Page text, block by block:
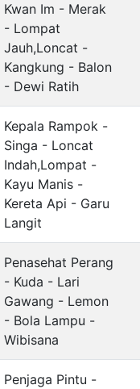
Kwan Im - Merak
- Lompat
Jauh,Loncat -
Kangkung - Balon
- Dewi Ratih
Kepala Rampok -
Singa - Loncat
Indah,Lompat -
Kayu Manis -
Kereta Api - Garu
Langit
Penasehat Perang
- Kuda - Lari
Gawang - Lemon
- Bola Lampu -
Wibisana
Penjaga Pintu -